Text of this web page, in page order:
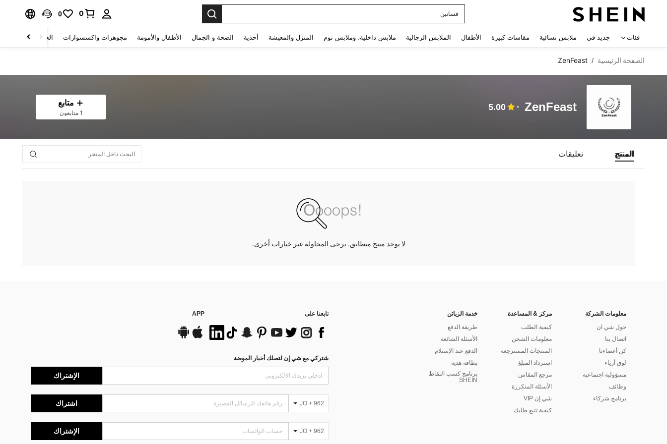
فساتين
0
0
فئات جديد في ملابس نسائية مقاسات كبيرة الأطفال الملابس الرجالية ملابس داخلية، وملابس نوم المنزل والمعيشة أحذية الصحة و الجمال الأطفال والأمومة مجوهرات واكسسوارات الحقائب والأمتعة
الصفحة الرئيسية /
ZenFeast
ZenFeast
5.00 متابع
1 متابعون
المنتج تعليقات
لا يوجد منتج متطابق. يرجى المحاولة عبر خيارات أخرى.
معلومات الشركة
حول شي ان
اتصال بنا
كن أعضاءنا
لوق أزياء
مسؤولية اجتماعية
وظائف
برنامج شركاء
مركز & المساعدة
كيفية الطلب
معلومات الشحن
المنتجات المسترجعة
استرداد المبلغ
مرجع المقاس
الأسئلة المتكررة
شي إن VIP
كيفية تتبع طلبك
خدمة الزبائن
طريقة الدفع
الأسئلة الشائعة
الدفع عند الإستلام
بطاقة هدية
برنامج كسب النقاط
SHEIN
تابعنا على APP
شتركي مع شي إن لتصلك أخبار الموضة
الإشتراك
JO + 962 اشتراك
JO + 962 الإشتراك